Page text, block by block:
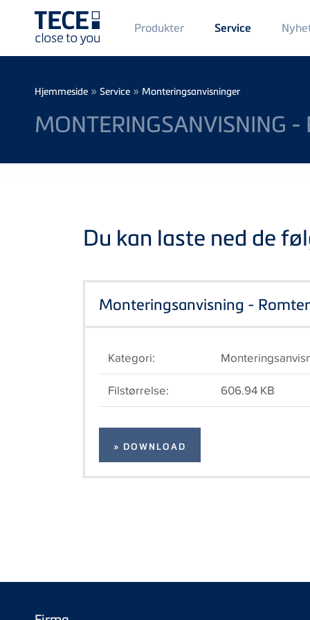
Main
Menü
1
Produkter Service
Breadcrumb
Hjemmeside » Service » Monteringsanvisninger
MONTERINGSANVISNING
Du kan laste ned de
Monteringsanvisning -
Kategori:
Filstørrelse:
606.94 KB
» DOWNLOAD